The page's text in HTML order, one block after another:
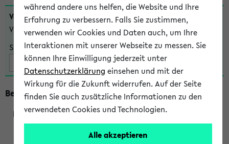
Veranstaltungen , bei denen sich nach dem24.07.2026
Veranstaltungsorte geändert haben:
Suche:
Beginn um 16 Uhr
291013
während andere uns helfen, die Website und Ihre
Erfahrung zu verbessern. Falls Sie zustimmen,
verwenden wir Cookies und Daten auch, um Ihre
Interaktionen mit unserer Webseite zu messen. Sie
können Ihre Einwilligung jederzeit unter
Datenschutzerklärung einsehen und mit der
Wirkung für die Zukunft widerrufen. Auf der Seite
finden Sie auch zusätzliche Informationen zu den
verwendeten Cookies und Technologien.
Alle akzeptieren